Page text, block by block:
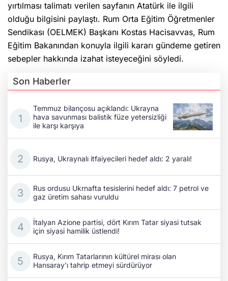
yırtılması talimatı verilen sayfanın Atatürk ile ilgili
olduğu bilgisini paylaştı. Rum Orta Eğitim Öğretmenler
Sendikası (OELMEK) Başkanı Kostas Hacisavvas, Rum
Eğitim Bakanından konuyla ilgili kararı gündeme getiren
sebepler hakkında izahat isteyeceğini söyledi.
Son Haberler
Temmuz bilançosu açıklandı: Ukrayna
hava savunması balistik füze yetersizliği
ile karşı karşıya
Rusya, Ukraynalı itfaiyecileri hedef aldı: 2 yaralı!
Rus ordusu Ukrnafta tesislerini hedef aldı: 7 petrol ve
gaz üretim sahası vuruldu
İtalyan Azione partisi, dört Kırım Tatar siyasi tutsak
için siyasi hamilik üstlendi!
Rusya, Kırım Tatarlarının kültürel mirası olan
Hansaray'ı tahrip etmeyi sürdürüyor